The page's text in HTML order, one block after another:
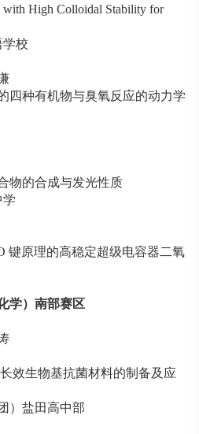
with High Colloidal Stability for
学校
四种有机物与臭氧反应的动力学
物的合成与发光性质
学
键原理的高稳定超级电容器二氧
学）南部赛区
效生物基抗菌材料的制备及应
）盐田高中部